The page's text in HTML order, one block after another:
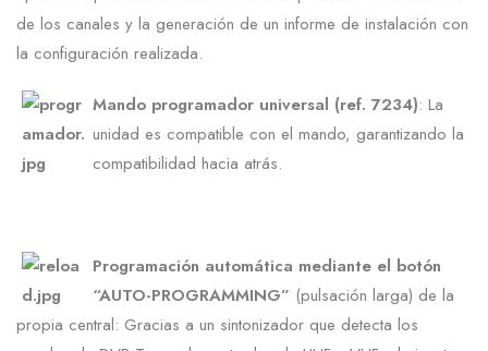
de los canales y la generación de un informe de instalación con
la configuración realizada.
Mando programador universal (ref. 7234): La
unidad es compatible con el mando, garantizando la
compatibilidad hacia atrás.
Programación automática mediante el botón
“AUTO-PROGRAMMING” (pulsación larga) de la
propia central: Gracias a un sintonizador que detecta los